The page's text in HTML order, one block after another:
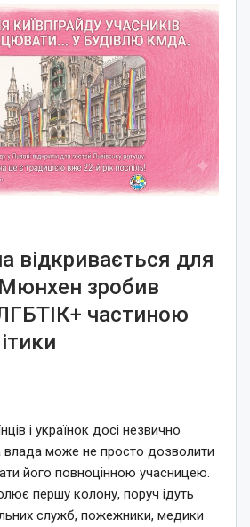
відкривається для
зробив
частиною
і українок досі незвично
влада може не просто дозволити
його повноцінною учасницею.
першу колону, поруч ідуть
служб, пожежники, медики